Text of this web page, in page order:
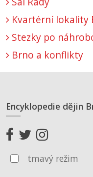
Kvartérní lokality
Stezky po
Brno a konflikty
Encyklopedie dějin
tmavý režim